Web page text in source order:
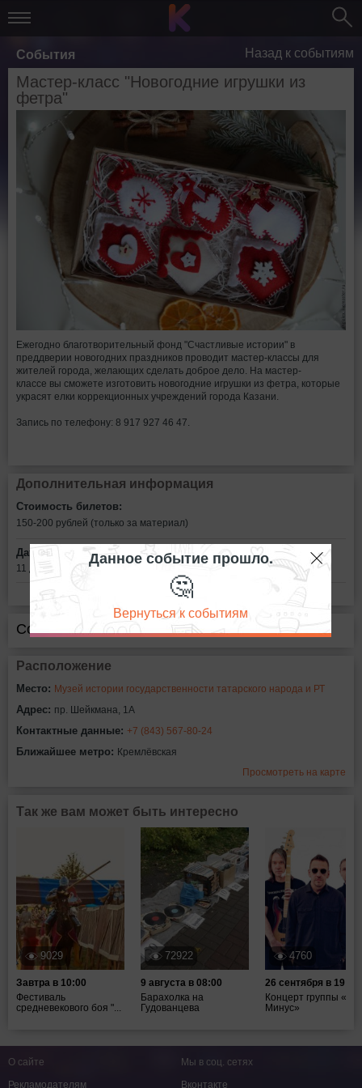
События Назад к событиям
Мастер-класс "Новогодние игрушки из
фетра"
Ежегодно благотворительный фонд "Счастливые истории" в
преддверии новогодних праздников проводит мастер-классы для
жителей города, желающих сделать доброе дело. На мастер-
классе вы сможете изготовить новогодние игрушки из фетра, которые
украсят елки коррекционных учреждений города Казани.
Запись по телефону: 8 917 927 46 47.
Дополнительная информация
Стоимость билетов:
150-200 рублей (только за материал)
Дата:
11 декабря в 11:00
Сообщить об ошибке
Расположение
Место: Музей истории государственности татарского народа и РТ
Адрес: пр. Шейкмана, 1А
Контактные данные: +7 (843) 567-80-24
Ближайшее метро: Кремлёвская
Просмотреть на карте
Так же вам может быть интересно
9029
Завтра в 10:00
Фестиваль
средневекового боя "...
72922
9 августа в 08:00
Барахолка на
Гудованцева
4760
26 сентября в 19:00
Концерт группы
Минус»
Данное событие прошло.
🤔
Вернуться к событиям
О сайте
Рекламодателям
Мы в соц. сетях
Вконтакте